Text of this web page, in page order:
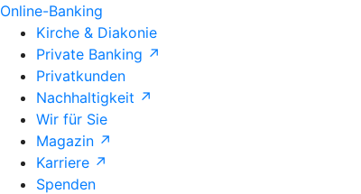
Online-Banking
Kirche & Diakonie
Private Banking ↗
Privatkunden
Nachhaltigkeit ↗
Wir für Sie
Magazin ↗
Karriere ↗
Spenden